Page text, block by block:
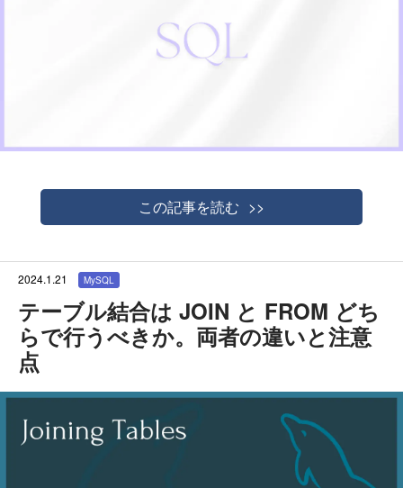
この記事を読む
テーブル結合は JOIN と FROM どち
らで行うべきか。両者の違いと注意
点
2024.1.21 MySQL